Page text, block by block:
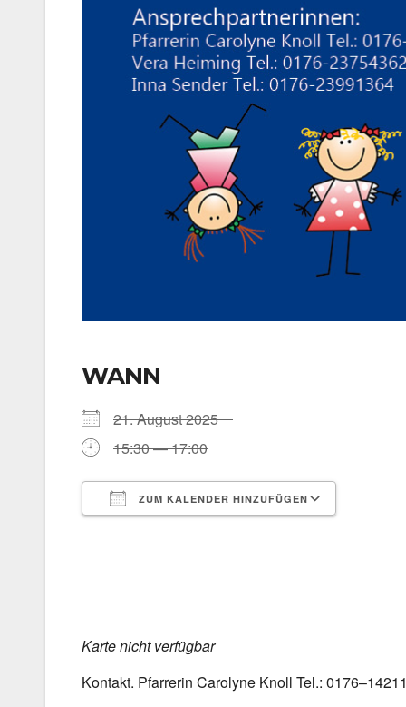
WANN
21. August 2025
15:30 — 17:00
ZUM KALENDER HINZUFÜGEN
Kar­te nicht ver­füg­bar
Kon­takt. Pfar­re­rin Caro­ly­ne Knoll Tel.: